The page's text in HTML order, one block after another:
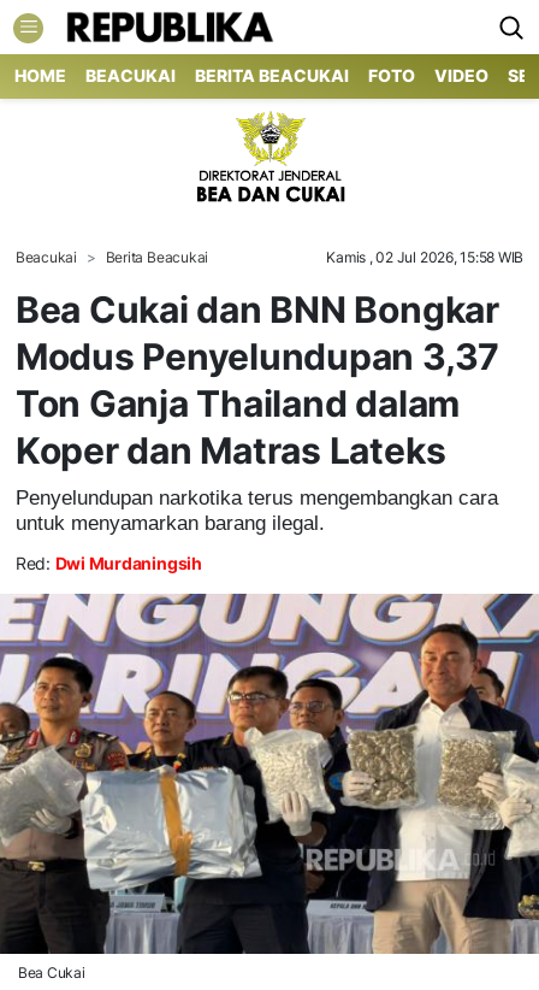
HOME BEACUKAI BERITA BEACUKAI FOTO VIDEO
Beacukai Berita Beacukai Kamis , 02 Jul 2026, 15:58 WIB
Bea Cukai dan BNN Bongkar
Modus Penyelundupan 3,37
Ton Ganja Thailand dalam
Koper dan Matras Lateks
Penyelundupan narkotika terus mengembangkan cara
untuk menyamarkan barang ilegal.
Red: Dwi Murdaningsih
Bea Cukai